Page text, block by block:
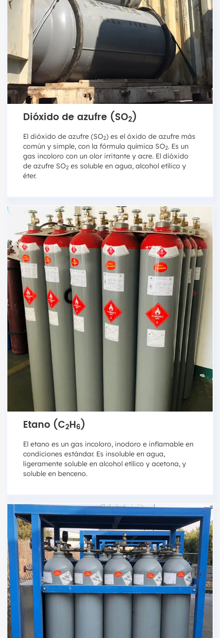
Dióxido de azufre (SO2)
El dióxido de azufre (SO2) es el óxido de azufre más
común y simple, con la fórmula química SO2. Es un
gas incoloro con un olor irritante y acre. El dióxido
de azufre SO2 es soluble en agua, alcohol etílico y
éter.
Etano (C2H6)
El etano es un gas incoloro, inodoro e inflamable en
condiciones estándar. Es insoluble en agua,
ligeramente soluble en alcohol etílico y acetona, y
soluble en benceno.